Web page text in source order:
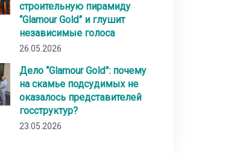
строительную пирамиду
“Glamour Gold” и глушит
независимые голоса
26.05.2026
Дело “Glamour Gold”: почему
на скамье подсудимых не
оказалось представителей
госструктур?
23.05.2026